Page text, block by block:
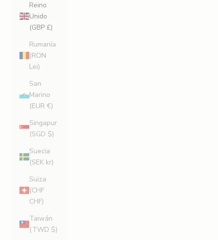
Reino
Unido
(GBP £)
Rumanía
(RON
Lei)
San
Marino
(EUR €)
Singapur
(SGD $)
Suecia
(SEK kr)
Suiza
(CHF
CHF)
Taiwán
(TWD $)